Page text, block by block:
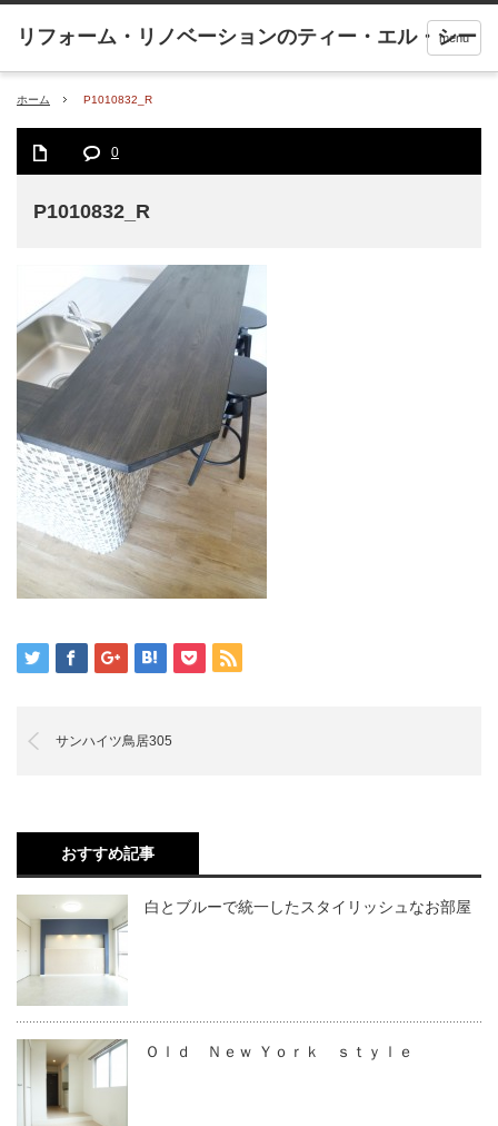
menu
ホーム P1010832_R
0
P1010832_R
サンハイツ鳥居305
おすすめ記事
白とブルーで統一したスタイリッシュなお部屋
Ｏｌｄ Ｎｅｗ Ｙｏｒｋ ｓｔｙｌｅ